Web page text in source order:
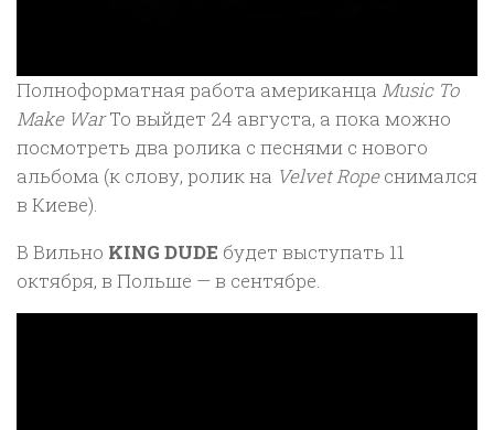
Полноформатная работа американца Music To
Make WarTo выйдет 24 августа, а пока можно
посмотреть два ролика с песнями с нового
альбома (к слову, ролик на Velvet Ropeснимался
в Киеве).
В Вильно KING DUDE будет выступать 11
октября, в Польше — в сентябре.